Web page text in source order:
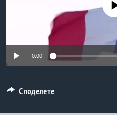
No media
0:00
Споделете